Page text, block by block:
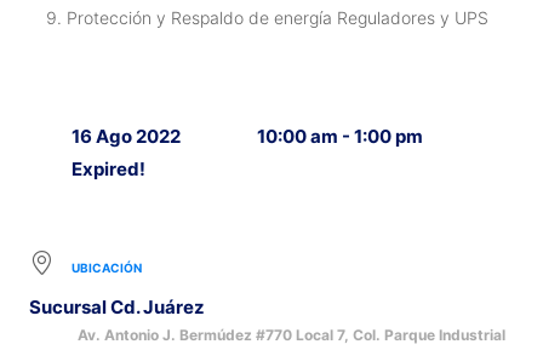
Protección y Respaldo de energía Reguladores y UPS
16 Ago 2022
Expired!
10:00 am - 1:00 pm
UBICACIÓN
Sucursal Cd. Juárez
Av. Antonio J. Bermúdez #770 Local 7, Col. Parque Industrial